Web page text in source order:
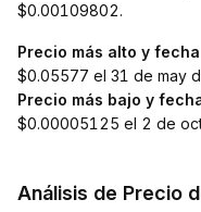
$0.00109802.
Precio más alto y fecha
$0.05577 el 31 de may
Precio más bajo y
$0.00005125 el 2 de
Análisis de Precio